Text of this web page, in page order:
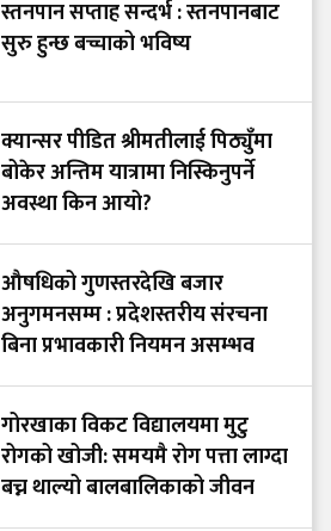
स्तनपान सप्ताह सन्दर्भ : स्तनपानबाट
सुरु हुन्छ बच्चाको भविष्य
क्यान्सर पीडित श्रीमतीलाई पिठ्युँमा
बोकेर अन्तिम यात्रामा निस्किनुपर्ने
अवस्था किन आयो?
औषधिको गुणस्तरदेखि बजार
अनुगमनसम्म : प्रदेशस्तरीय संरचना
बिना प्रभावकारी नियमन असम्भव
गोरखाका विकट विद्यालयमा मुटु
रोगको खोजी: समयमै रोग पत्ता लाग्दा
बच्न थाल्यो बालबालिकाको जीवन